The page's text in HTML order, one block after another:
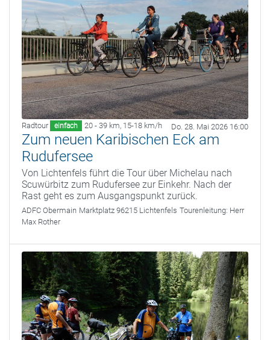
Radtour einfach 20 - 39 km, 15-18 km/h Do. 28. Mai 2026 16:00
Zum neuen Karibischen Eck am
Rudufersee
Von Lichtenfels führt die Tour über Michelau nach
Scuwürbitz zum Rudufersee zur Einkehr. Nach der
Rast geht es zum Ausgangspunkt zurück.
ADFC Obermain Marktplatz 96215 Lichtenfels Tourenleitung: Herr
Max Rother